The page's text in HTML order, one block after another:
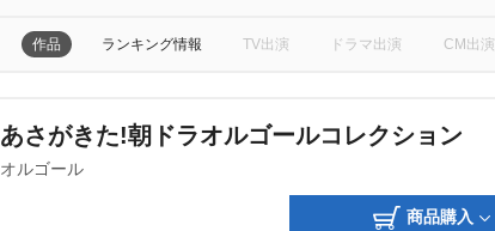
作品 ランキング情報 TV出演 ドラマ出演 CM出演
あさがきた!朝ドラオルゴールコレクション
オルゴール
商品購入